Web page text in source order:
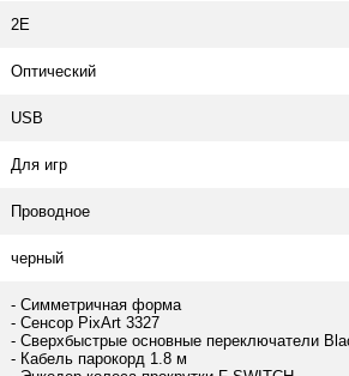
2E
Оптический
USB
Для игр
Проводное
черный
- Симметричная форма
- Сенсор PixArt 3327
- Сверхбыстрые основные переключатели
- Кабель парокорд 1.8 м